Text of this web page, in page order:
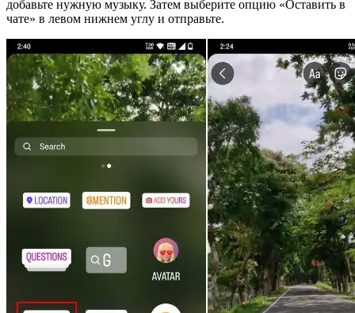
добавьте нужную музыку. Затем выберите опцию «Оставить в
чате» в левом нижнем углу и отправьте.